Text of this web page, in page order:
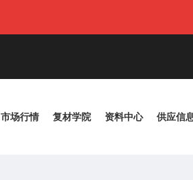
市场行情 复材学院 资料中心 供应信